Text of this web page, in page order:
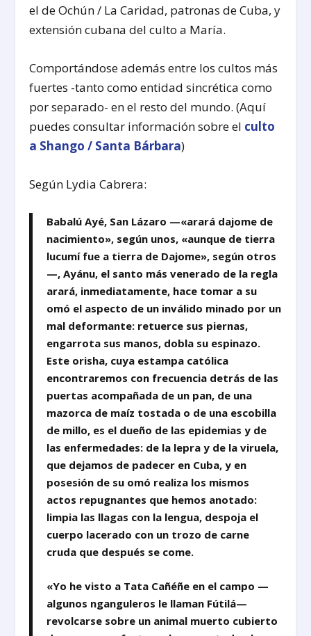
el de Ochún / La Caridad, patronas de Cuba, y
extensión cubana del culto a María.
Comportándose además entre los cultos más
fuertes -tanto como entidad sincrética como
por separado- en el resto del mundo. (Aquí
puedes consultar información sobre el culto
a Shango / Santa Bárbara)
Según Lydia Cabrera:
Babalú Ayé, San Lázaro —«arará dajome de
nacimiento», según unos, «aunque de tierra
lucumí fue a tierra de Dajome», según otros
—, Ayánu, el santo más venerado de la regla
arará, inmediatamente, hace tomar a su
omó el aspecto de un inválido minado por un
mal deformante: retuerce sus piernas,
engarrota sus manos, dobla su espinazo.
Este orisha, cuya estampa católica
encontraremos con frecuencia detrás de las
puertas acompañada de un pan, de una
mazorca de maíz tostada o de una escobilla
de millo, es el dueño de las epidemias y de
las enfermedades: de la lepra y de la viruela,
que dejamos de padecer en Cuba, y en
posesión de su omó realiza los mismos
actos repugnantes que hemos anotado:
limpia las llagas con la lengua, despoja el
cuerpo lacerado con un trozo de carne
cruda que después se come.
«Yo he visto a Tata Cañéñe en el campo —
algunos nganguleros le llaman Fútilá—
revolcarse sobre un animal muerto cubierto